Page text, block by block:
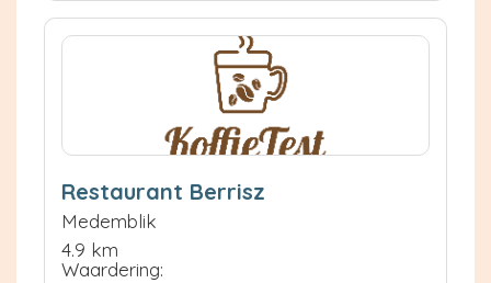
Restaurant Berrisz
Medemblik
4.9 km
Waardering: